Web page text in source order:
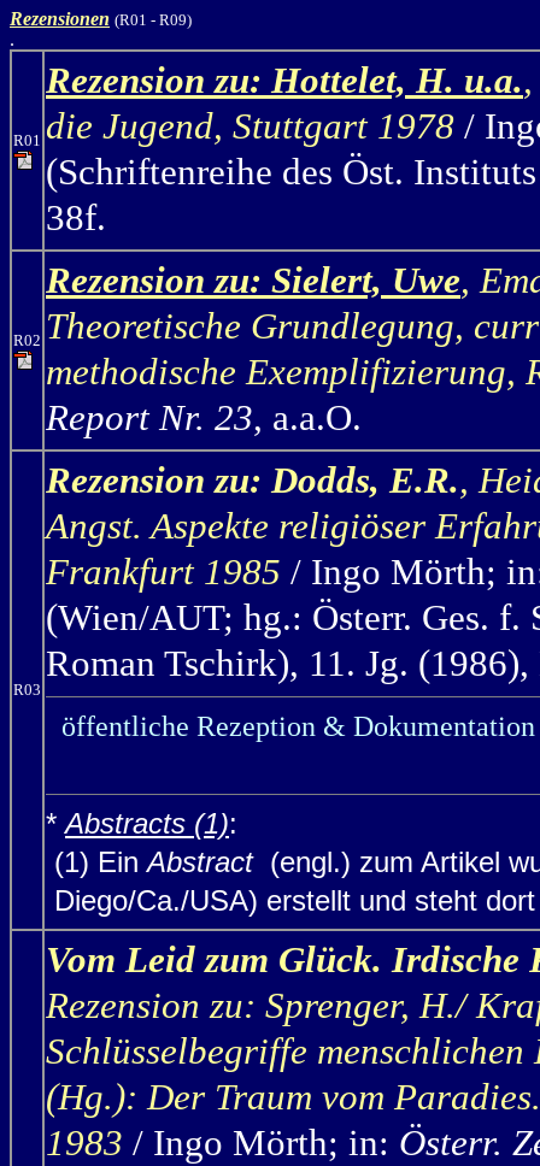
Rezensionen (R01 - R09)
.
R01
Rezension zu: Hottelet, H. u.a.
die Jugend, Stuttgart 1978 /
(Schriftenreihe des Öst.
38f.
R02
Rezension zu: Sielert, Uwe,
Theoretische Grundlegung,
methodische Exemplifizierung,
Report Nr. 23, a.a.O.
R03
Rezension zu: Dodds, E.R.,
Angst. Aspekte religiöser
Frankfurt 1985 / Ingo Mörth;
(Wien/AUT; hg.: Österr. Ges. f.
Roman Tschirk), 11. Jg.
öffentliche Rezeption &
*Abstracts (1):
(1) EinAbstract(engl.) zum Artikel
Diego/Ca./USA) erstellt und steht
Vom Leid zum Glück. Irdische
Rezension zu: Sprenger, H./
Schlüsselbegriffe
(Hg.): Der Traum vom
1983 / Ingo Mörth; in: Österr.